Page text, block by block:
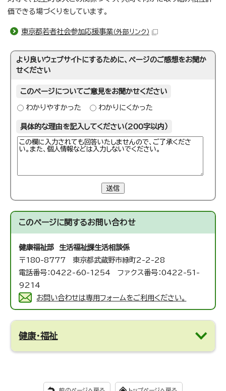
価できる場づくりをしています。
東京都若者社会参加応援事業（外部リンク）
より良いウェブサイトにするために、ページのご感想をお聞か
せください
このページについてご意見をお聞かせください
わかりやすかった わかりにくかった
具体的な理由を記入してください（200字以内）
送信
このページに関するお問い合わせ
健康福祉部 生活福祉課生活相談係
〒180-8777 東京都武蔵野市緑町2-2-28
電話番号：0422-60-1254 ファクス番号：0422-51-
9214
お問い合わせは専用フォームをご利用ください。
健康・福祉